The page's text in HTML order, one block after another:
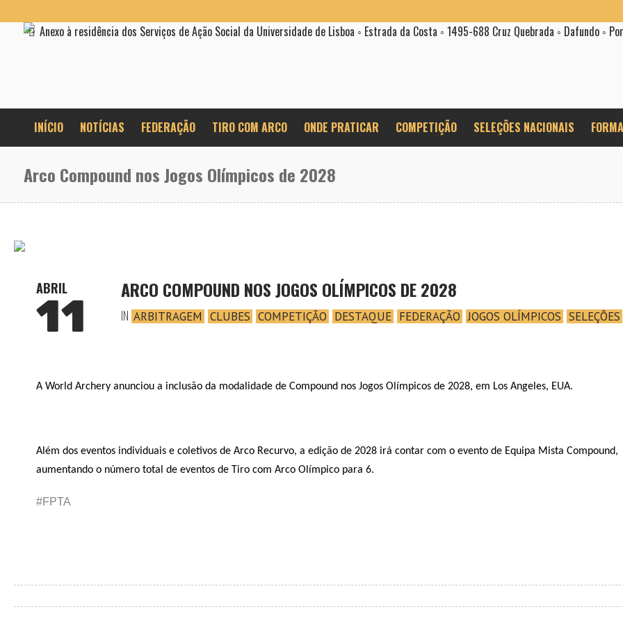
Anexo à residência dos Serviços de Ação Social da Universidade de Lisboa ◦ Estrada da Costa ◦ 1495-688 Cruz Quebrada ◦ Dafundo ◦
INÍCIO NOTÍCIAS FEDERAÇÃO TIRO COM ARCO ONDE PRATICAR COMPETIÇÃO SELEÇÕES NACIONAIS
Arco Compound nos Jogos Olímpicos de 2028
ABRIL
11
ARCO COMPOUND NOS JOGOS OLÍMPICOS DE 2028
IN ARBITRAGEM CLUBES COMPETIÇÃO DESTAQUE FEDERAÇÃO JOGOS OLÍMPICOS SELEÇÕES
A World Archery anunciou a inclusão da modalidade de Compound nos Jogos Olímpicos de 2028, em Los Angeles, EUA.
Além dos eventos individuais e coletivos de Arco Recurvo, a edição de 2028 irá contar com o evento de Equipa Mista Compound,
aumentando o número total de eventos de Tiro com Arco Olímpico para 6.
#FPTA